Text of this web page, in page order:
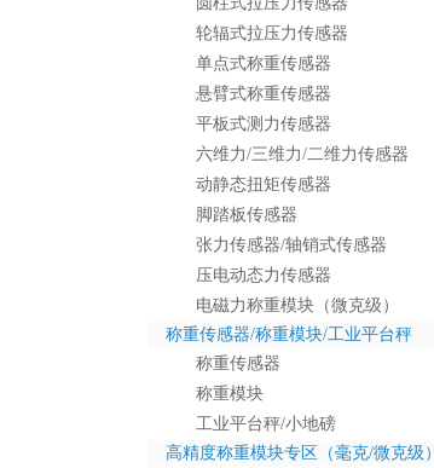
轮辐式拉压力传感器
单点式称重传感器
悬臂式称重传感器
平板式测力传感器
六维力/三维力/二维力传感器
动静态扭矩传感器
脚踏板传感器
张力传感器/轴销式传感器
压电动态力传感器
电磁力称重模块（微克级）
称重传感器/称重模块/工业平台秤
称重传感器
称重模块
工业平台秤/小地磅
高精度称重模块专区（毫克/微克级）